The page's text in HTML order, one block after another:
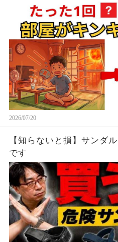
2026/07/20
【知らないと損】サンダ
です